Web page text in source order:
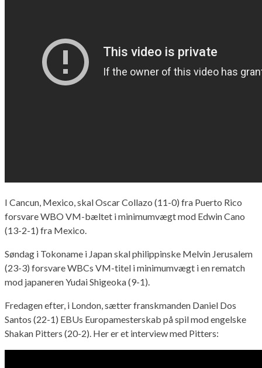
I Cancun, Mexico, skal Oscar Collazo (11-0) fra Puerto Rico
forsvare WBO VM-bæltet i minimumvægt mod Edwin Cano
(13-2-1) fra Mexico.
Søndag i Tokoname i Japan skal philippinske Melvin Jerusalem
(23-3) forsvare WBCs VM-titel i minimumvægt i en rematch
mod japaneren Yudai Shigeoka (9-1).
Fredagen efter, i London, sætter franskmanden Daniel Dos
Santos (22-1) EBUs Europamesterskab på spil mod engelske
Shakan Pitters (20-2). Her er et interview med Pitters: